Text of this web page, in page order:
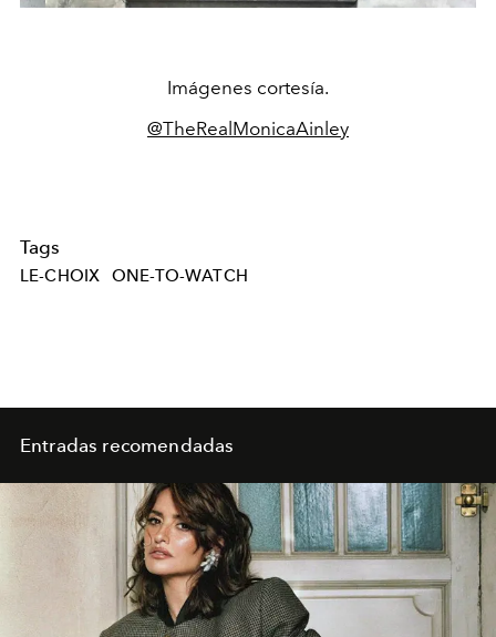
Imágenes cortesía.
@TheRealMonicaAinley
Tags
LE-CHOIX ONE-TO-WATCH
Entradas recomendadas